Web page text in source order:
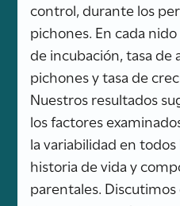
control, durante los
pichones. En cada
de incubación, tasa de
pichones y tasa de
Nuestros resultados
los factores
la variabilidad en
historia de vida y
parentales.